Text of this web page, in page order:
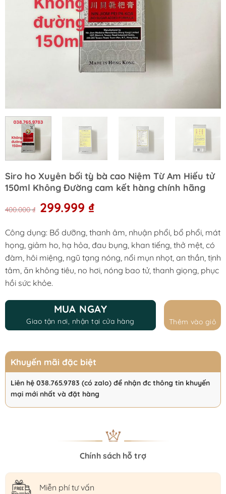
Siro ho Xuyên bối tỳ bà cao Niệm Từ Am Hiếu tử
150ml Không Đường cam kết hàng chính hãng
400.000₫ Original
price
400.000 ₫.
299.999 ₫Current
299.999 ₫.
Công dụng: Bổ dưỡng, thanh âm, nhuận phổi, bổ phổi, mát
họng, giảm ho, hạ hỏa, đau bụng, khan tiếng, thở mệt, có
đàm, hôi miệng, ngũ tạng nóng, nổi mụn nhọt, an thần, tịnh
tâm, ăn không tiêu, no hơi, nóng bao tử, thanh giọng, phục
hồi sức khỏe.
MUA NGAY
Giao tận nơi, nhận tại cửa hàng Thêm vào giỏ
Khuyến mãi đặc biệt
Liên hệ 038.765.9783 (có zalo) để nhận đc thông tin khuyến
mại mới nhất và đặt hàng
Chính sách hỗ trợ
Miễn phí tư vấn